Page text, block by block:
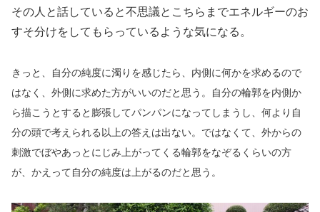
その人と話していると不思議とこちらまでエネルギーのお
すそ分けをしてもらっているような気になる。
きっと、自分の純度に濁りを感じたら、内側に何かを求めるので
はなく、外側に求めた方がいいのだと思う。自分の輪郭を内側か
ら描こうとすると膨張してパンパンになってしまうし、何より自
分の頭で考えられる以上の答えは出ない。ではなくて、外からの
刺激でぼやあっとにじみ上がってくる輪郭をなぞるくらいの方
が、かえって自分の純度は上がるのだと思う。